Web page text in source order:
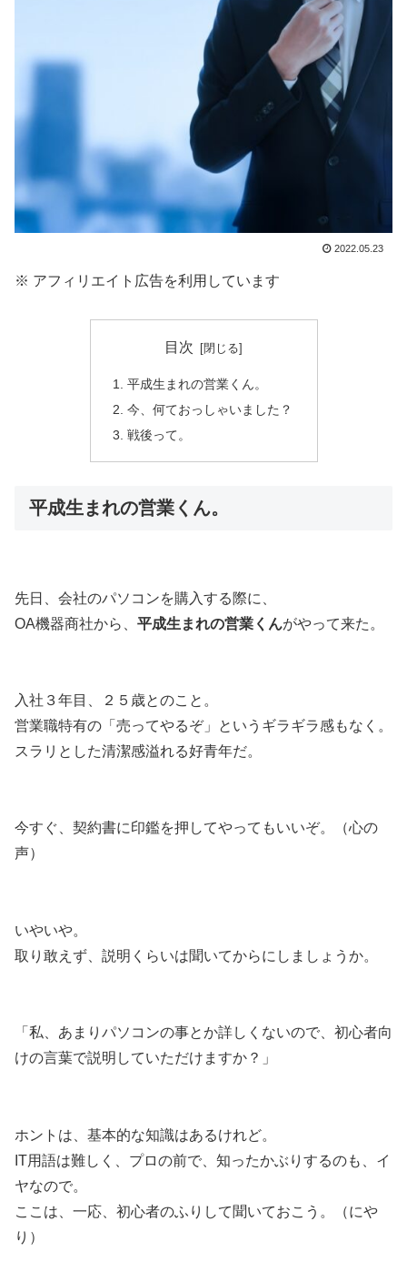
2022.05.23
※ アフィリエイト広告を利用しています
目次
平成生まれの営業くん。
今、何ておっしゃいました？
戦後って。
平成生まれの営業くん。
先日、会社のパソコンを購入する際に、
OA機器商社から、 平成生まれの営業くんがやって来た。
入社３年目、２５歳とのこと。
営業職特有の「売ってやるぞ」というギラギラ感もなく。
スラリとした清潔感溢れる好青年だ。
今すぐ、契約書に印鑑を押してやってもいいぞ。（心の
声）
いやいや。
取り敢えず、説明くらいは聞いてからにしましょうか。
「私、あまりパソコンの事とか詳しくないので、初心者向
けの言葉で説明していただけますか？」
ホントは、基本的な知識はあるけれど。
IT用語は難しく、プロの前で、知ったかぶりするのも、イ
ヤなので。
ここは、一応、初心者のふりして聞いておこう。（にや
り）